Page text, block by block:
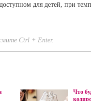
для детей, при
Ctrl + Enter.
Что